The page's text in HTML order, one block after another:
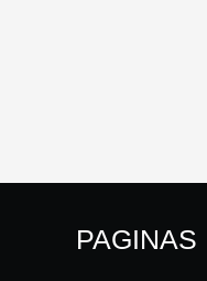
PAGINAS